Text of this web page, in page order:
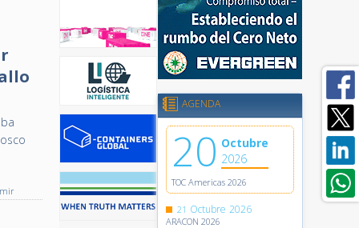
AGENDA
20 Octubre
2026
TOC Americas 2026
21 Octubre 2026
ARACON 2026